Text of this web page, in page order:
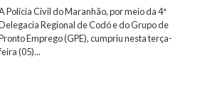
Polícia Civil do Maranhão, por meio da 4ª
Regional de Codó e do Grupo de
Emprego (GPE), cumpriu nesta terça-
(05)...